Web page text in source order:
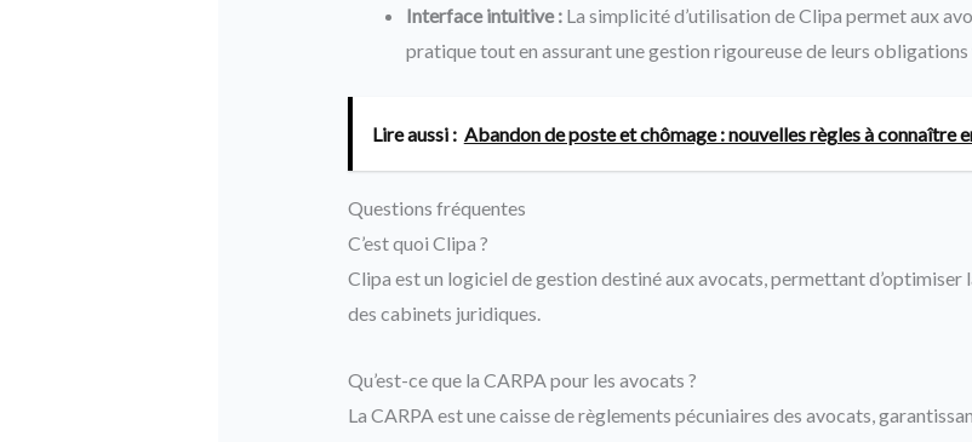
Interface intuitive :La simplicité d’utilisation de Clipa permet aux
pratique tout en assurant une gestion rigoureuse de leurs
Lire aussi : Abandon de poste et chômage : nouvelles règles à connaître
Questions fréquentes
C’est quoi Clipa ?
Clipa est un logiciel de gestion destiné aux avocats, permettant
des cabinets juridiques.
Qu’est-ce que la CARPA pour les avocats ?
La CARPA est une caisse de règlements pécuniaires des avocats,